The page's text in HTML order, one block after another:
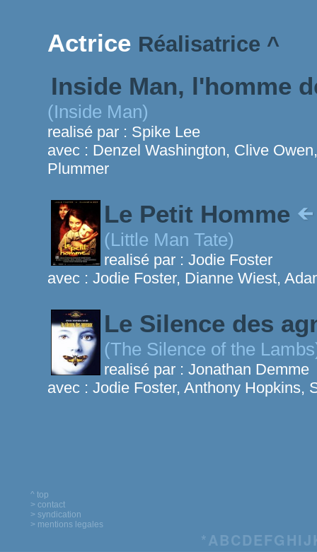
Actrice Réalisatrice ^
Inside Man, l'homme
(Inside Man)
realisé par : Spike Lee
avec : Denzel Washington, Clive
Plummer
Le Petit Homme
(Little Man Tate)
realisé par : Jodie Foster
avec : Jodie Foster, Dianne Wiest,
Le Silence des
(The Silence of the
realisé par : Jonathan Demme
avec : Jodie Foster, Anthony Hopkins,
^ top
> contact
> syndication
> mentions legales
*ABCDEFG HIJ